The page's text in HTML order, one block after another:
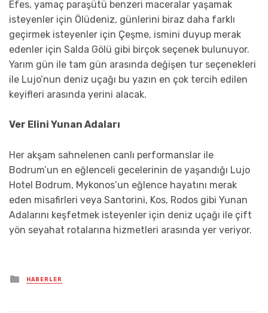
Efes, yamaç paraşütü benzeri maceralar yaşamak
isteyenler için Ölüdeniz, günlerini biraz daha farklı
geçirmek isteyenler için Çeşme, ismini duyup merak
edenler için Salda Gölü gibi birçok seçenek bulunuyor.
Yarım gün ile tam gün arasında değişen tur seçenekleri
ile Lujo’nun deniz uçağı bu yazın en çok tercih edilen
keyifleri arasında yerini alacak.
Ver Elini Yunan Adaları
Her akşam sahnelenen canlı performanslar ile
Bodrum’un en eğlenceli gecelerinin de yaşandığı Lujo
Hotel Bodrum, Mykonos’un eğlence hayatını merak
eden misafirleri veya Santorini, Kos, Rodos gibi Yunan
Adalarını keşfetmek isteyenler için deniz uçağı ile çift
yön seyahat rotalarına hizmetleri arasında yer veriyor.
Posted
in
HABERLER